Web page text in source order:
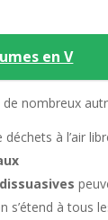
en V
de nombreux
déchets à l’air
s’étend à tous